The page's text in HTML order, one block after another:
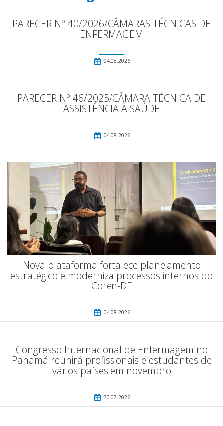
PARECER Nº 40/2026/CÂMARAS TÉCNICAS DE
ENFERMAGEM
04.08.2026
PARECER Nº 46/2025/CÂMARA TÉCNICA DE
ASSISTÊNCIA À SAÚDE
04.08.2026
Nova plataforma fortalece planejamento
estratégico e moderniza processos internos do
Coren-DF
04.08.2026
Congresso Internacional de Enfermagem no
Panamá reunirá profissionais e estudantes de
vários países em novembro
30.07.2026